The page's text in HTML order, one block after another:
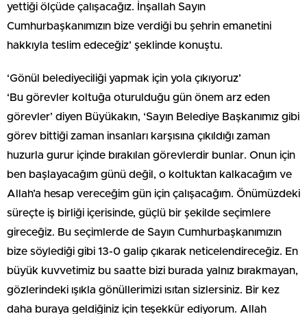
yettiği ölçüde çalışacağız. İnşallah Sayın
Cumhurbaşkanımızın bize verdiği bu şehrin emanetini
hakkıyla teslim edeceğiz’ şeklinde konuştu.
‘Gönül belediyeciliği yapmak için yola çıkıyoruz’
‘Bu görevler koltuğa oturulduğu gün önem arz eden
görevler’ diyen Büyükakın, ‘Sayın Belediye Başkanımız gibi
görev bittiği zaman insanları karşısına çıkıldığı zaman
huzurla gurur içinde bırakılan görevlerdir bunlar. Onun için
ben başlayacağım günü değil, o koltuktan kalkacağım ve
Allah’a hesap vereceğim gün için çalışacağım. Önümüzdeki
süreçte iş birliği içerisinde, güçlü bir şekilde seçimlere
gireceğiz. Bu seçimlerde de Sayın Cumhurbaşkanımızın
bize söylediği gibi 13-0 galip çıkarak neticelendireceğiz. En
büyük kuvvetimiz bu saatte bizi burada yalnız bırakmayan,
gözlerindeki ışıkla gönüllerimizi ısıtan sizlersiniz. Bir kez
daha buraya geldiğiniz için teşekkür ediyorum. Allah